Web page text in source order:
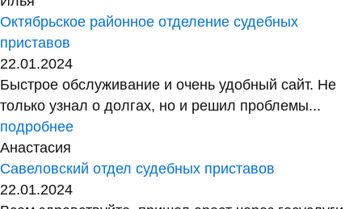
Октябрьское районное отделение судебных
приставов
22.01.2024
Быстрое обслуживание и очень удобный сайт. Не
только узнал о долгах, но и решил проблемы...
подробнее
Анастасия
Савеловский отдел судебных приставов
22.01.2024